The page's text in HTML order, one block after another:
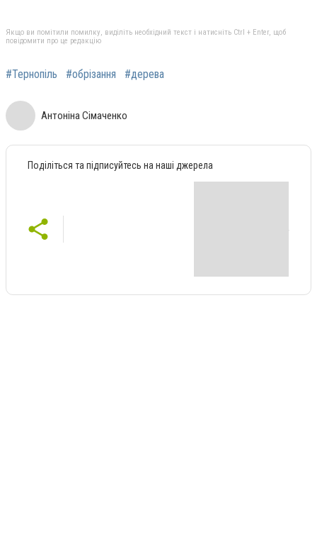
Якщо ви помітили помилку, виділіть необхідний текст і натисніть Ctrl + Enter, щоб
повідомити про це редакцію
#Тернопіль #обрізання #дерева
Антоніна Сімаченко
Поділіться та підписуйтесь на наші джерела